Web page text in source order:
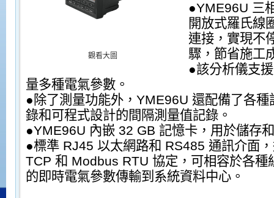
觀看大圖
●YME96U 三
開放式羅氏線
連接，實現不
驟，節省施工
●該分析儀支
量多種電氣參數。
●除了測量功能外，YME96U 還配備了各
錄和可程式設計的間隔測量值記錄。
●YME96U 內嵌 32 GB 記憶卡，用於儲存
●標準 RJ45 以太網路和 RS485 通訊介面
TCP 和 Modbus RTU 協定，可相容於各種
的即時電氣參數傳輸到系統資料中心。